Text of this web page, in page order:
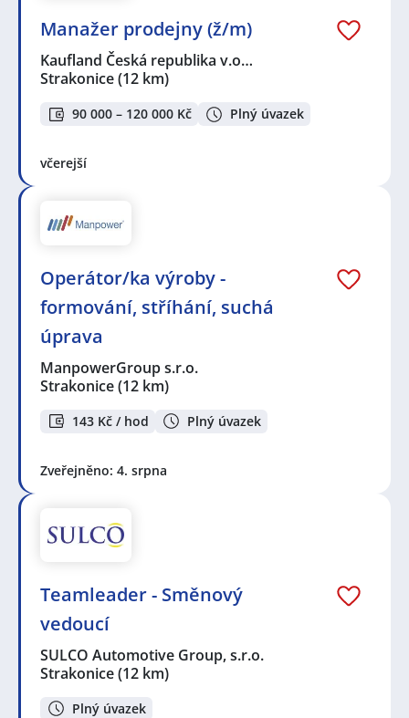
Manažer prodejny (ž/m)
Kaufland Česká republika v.o…
Strakonice(12 km)
90 000 – 120 000 Kč Plný úvazek
včerejší
Operátor/ka výroby -
formování, stříhání, suchá
úprava
ManpowerGroup s.r.o.
Strakonice(12 km)
143 Kč / hod Plný úvazek
Zveřejněno: 4. srpna
Teamleader - Směnový
vedoucí
SULCO Automotive Group, s.r.o.
Strakonice(12 km)
Plný úvazek